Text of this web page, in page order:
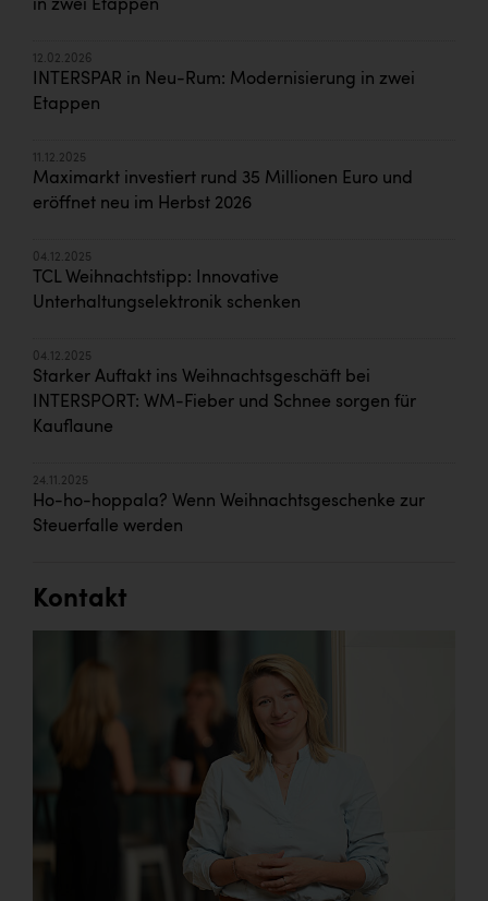
in zwei Etappen
12.02.2026
INTERSPAR in Neu-Rum: Modernisierung in zwei
Etappen
11.12.2025
Maximarkt investiert rund 35 Millionen Euro und
eröffnet neu im Herbst 2026
04.12.2025
TCL Weihnachtstipp: Innovative
Unterhaltungselektronik schenken
04.12.2025
Starker Auftakt ins Weihnachtsgeschäft bei
INTERSPORT: WM-Fieber und Schnee sorgen für
Kauflaune
24.11.2025
Ho-ho-hoppala? Wenn Weihnachtsgeschenke zur
Steuerfalle werden
Kontakt